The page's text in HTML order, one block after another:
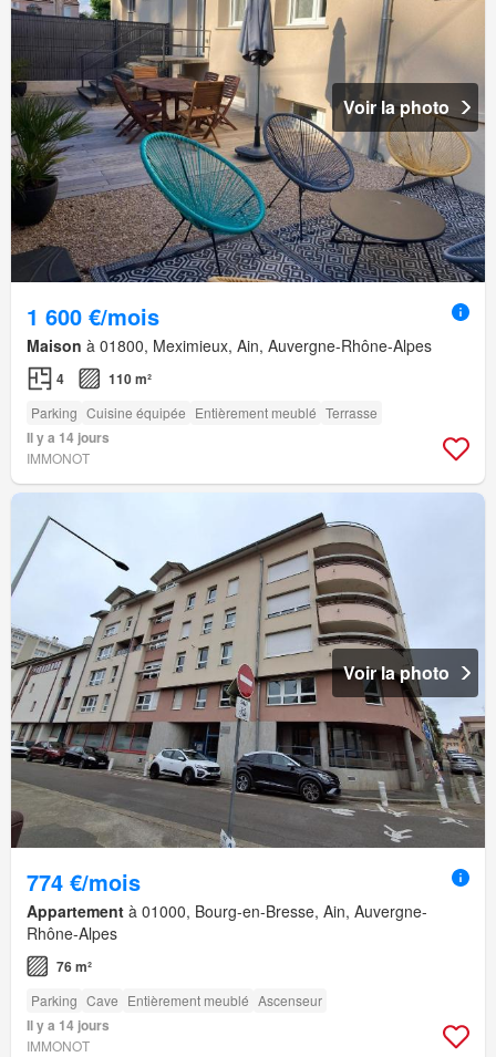
Voir la photo
1 600 €/mois
Maison à 01800, Meximieux, Ain, Auvergne-Rhône-Alpes
4 110 m²
Parking Cuisine équipée Entièrement meublé Terrasse
Il y a 14 jours
IMMONOT
Voir la photo
774 €/mois
Appartement à 01000, Bourg-en-Bresse, Ain, Auvergne-
Rhône-Alpes
76 m²
Parking Cave Entièrement meublé Ascenseur
Il y a 14 jours
IMMONOT